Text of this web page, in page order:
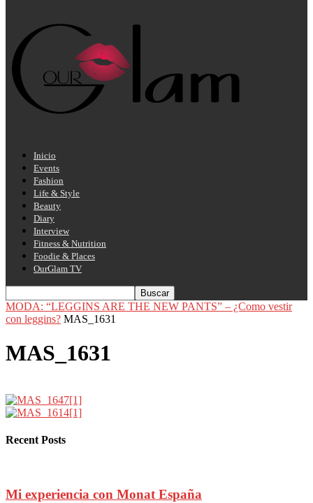
Inicio
Events
Fashion
Life & Style
Beauty
Diary
Interview
Fitness & Nutrition
Foodie & Places
OurGlam TV
MODA: “LEGGINS ARE THE NEW PANTS” – ¿Como vestir
con leggins? MAS_1631
MAS_1631
Recent Posts
Mi experiencia con Monat España